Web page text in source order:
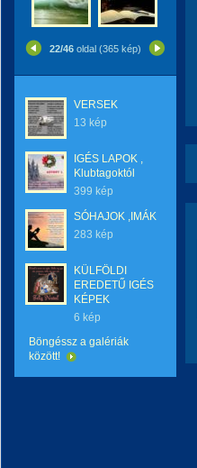
22/46 oldal (365 kép)
VERSEK
13 kép
IGÉS LAPOK ,
Klubtagoktól
399 kép
SÓHAJOK ,IMÁK
283 kép
KÜLFÖLDI
EREDETŰ IGÉS
KÉPEK
6 kép
Böngéssz a galériák
között!